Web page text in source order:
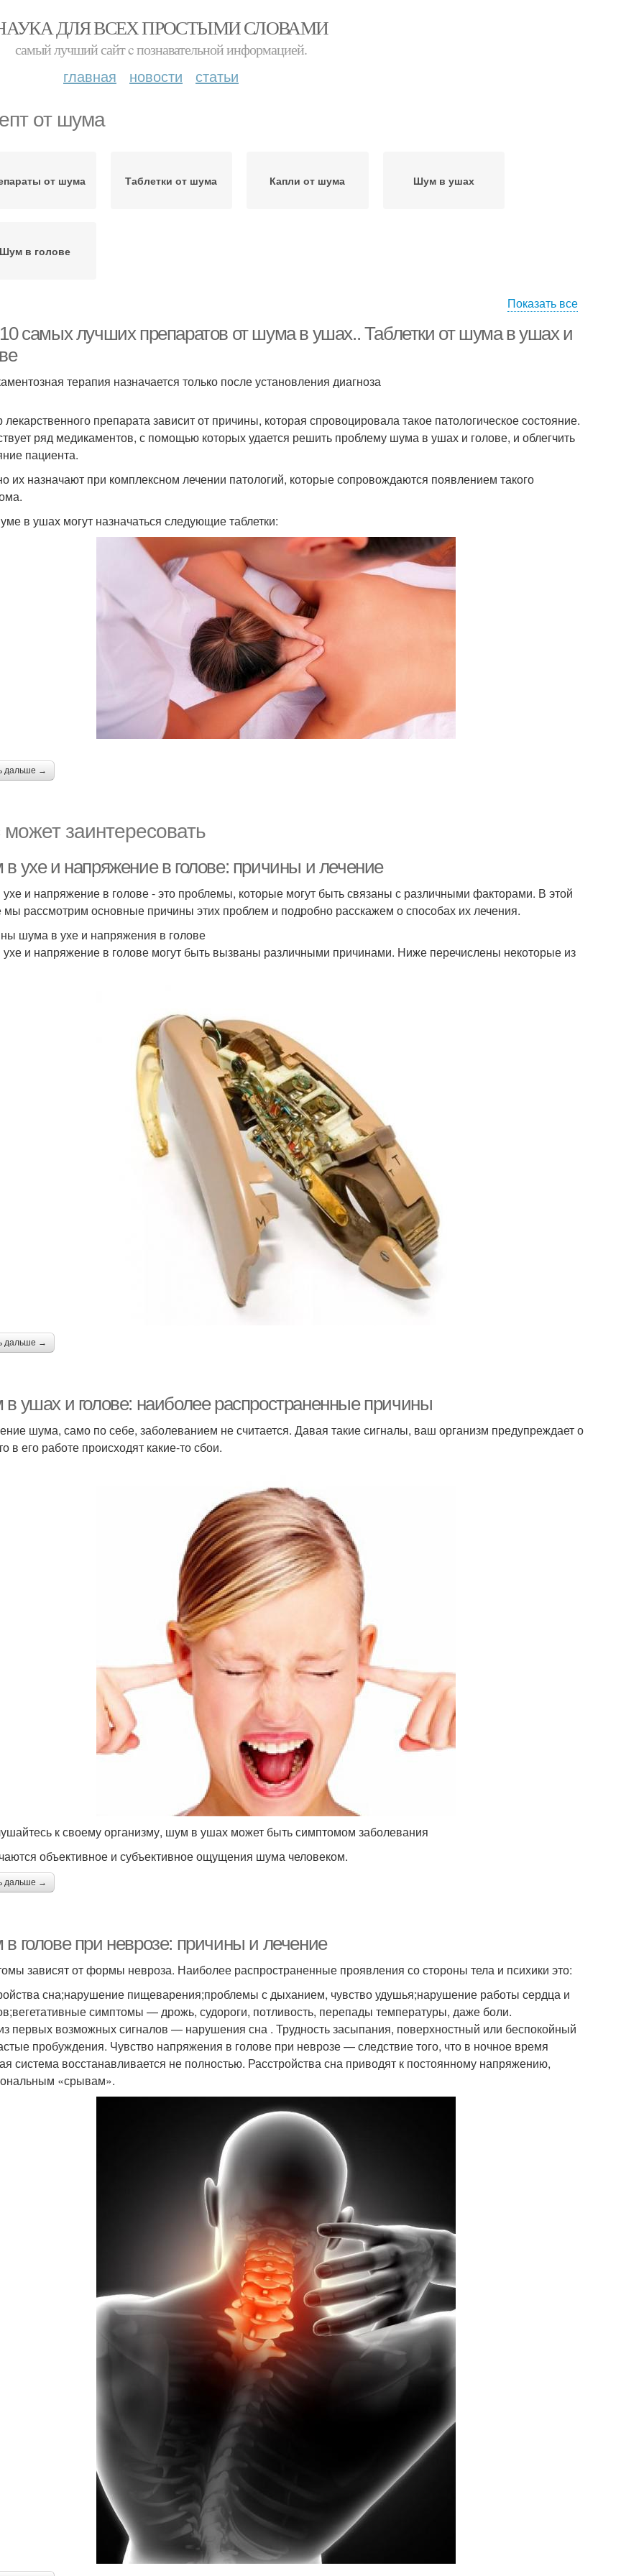
ДЛЯ ВСЕХ ПРОСТЫМИ СЛОВАМИ
самый лучший сайт c познавательной информацией.
главная новости статьи
от шума
от шума Таблетки от шума Капли от шума Шум в ушах
Шум в голове
Показать все
самых лучших препаратов от шума в ушах.. Таблетки от шума в ушах и
терапия назначается только после установления диагноза
препарата зависит от причины, которая спровоцировала такое патологическое состояние.
ряд медикаментов, с помощью которых удается решить проблему шума в ушах и голове, и облегчить
пациента.
их назначают при комплексном лечении патологий, которые сопровождаются появлением такого
в ушах могут назначаться следующие таблетки:
дальше →
заинтересовать
ухе и напряжение в голове: причины и лечение
и напряжение в голове - это проблемы, которые могут быть связаны с различными факторами. В этой
мы рассмотрим основные причины этих проблем и подробно расскажем о способах их лечения.
шума в ухе и напряжения в голове
и напряжение в голове могут быть вызваны различными причинами. Ниже перечислены некоторые из
дальше →
ушах и голове: наиболее распространенные причины
шума, само по себе, заболеванием не считается. Давая такие сигналы, ваш организм предупреждает о
в его работе происходят какие-то сбои.
к своему организму, шум в ушах может быть симптомом заболевания
объективное и субъективное ощущения шума человеком.
дальше →
голове при неврозе: причины и лечение
зависят от формы невроза. Наиболее распространенные проявления со стороны тела и психики это:
сна;нарушение пищеварения;проблемы с дыханием, чувство удушья;нарушение работы сердца и
симптомы — дрожь, судороги, потливость, перепады температуры, даже боли.
первых возможных сигналов — нарушения сна . Трудность засыпания, поверхностный или беспокойный
пробуждения. Чувство напряжения в голове при неврозе — следствие того, что в ночное время
система восстанавливается не полностью. Расстройства сна приводят к постоянному напряжению,
«срывам».